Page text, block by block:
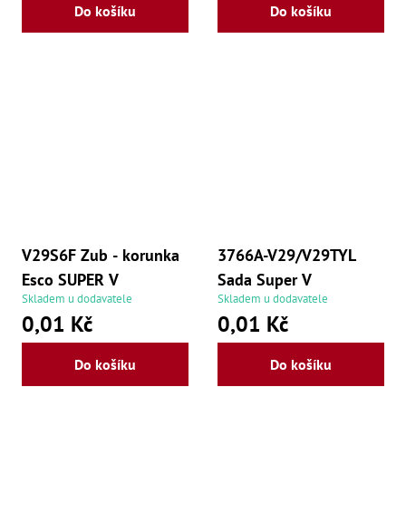
Do košíku Do košíku
V29S6F Zub - korunka
Esco SUPER V
Skladem u dodavatele
0,01 Kč
Do košíku
3766A-V29/V29TYL
Sada Super V
Skladem u dodavatele
0,01 Kč
Do košíku